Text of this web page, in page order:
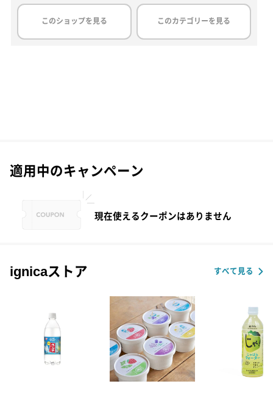
このショップを見る このカテゴリーを見る
適用中のキャンペーン
現在使えるクーポンはありません
ignicaストア すべて見る